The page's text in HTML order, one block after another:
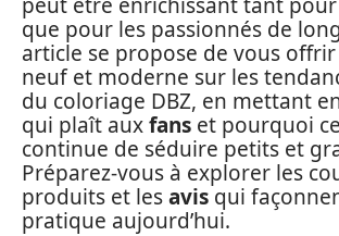
que pour les passionnés de
article se propose de vous
neuf et moderne sur les
du coloriage DBZ, en mettant
qui plaît auxfans et pourquoi
continue de séduire petits et
Préparez-vous à explorer les
produits et lesavis qui
pratique aujourd’hui.